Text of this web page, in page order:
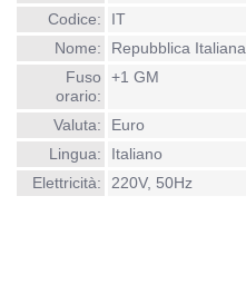
Codice:
IT
Nome:
Repubblica Italiana
Fuso
orario:
+1 GM
Valuta:
Euro
Lingua:
Italiano
Elettricità:
220V, 50Hz